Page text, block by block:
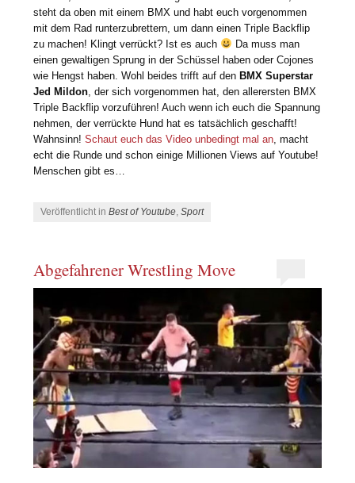
steht da oben mit einem BMX und habt euch vorgenommen
mit dem Rad runterzubrettern, um dann einen Triple Backflip
zu machen! Klingt verrückt? Ist es auch
Da muss man
einen gewaltigen Sprung in der Schüssel haben oder Cojones
wie Hengst haben. Wohl beides trifft auf den BMX Superstar
Jed Mildon, der sich vorgenommen hat, den allerersten BMX
Triple Backflip vorzuführen! Auch wenn ich euch die Spannung
nehmen, der verrückte Hund hat es tatsächlich geschafft!
Wahnsinn!Schaut euch das Video unbedingt mal an, macht
echt die Runde und schon einige Millionen Views auf Youtube!
Menschen gibt es…
Veröffentlicht inBest of Youtube ,Sport
Abgefahrener Wrestling Move